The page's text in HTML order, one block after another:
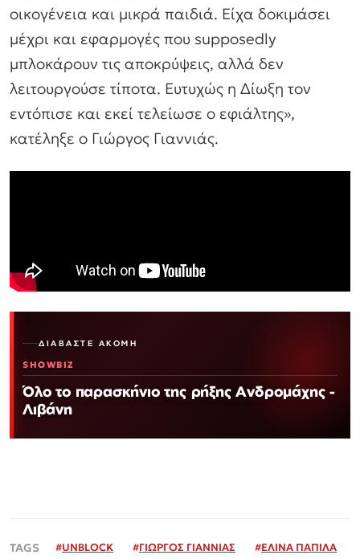
οικογένεια και μικρά παιδιά. Είχα δοκιμάσει
μέχρι και εφαρμογές που supposedly
μπλοκάρουν τις αποκρύψεις, αλλά δεν
λειτουργούσε τίποτα. Ευτυχώς η Δίωξη τον
εντόπισε και εκεί τελείωσε ο εφιάλτης»,
κατέληξε ο Γιώργος Γιαννιάς.
ΔΙΑΒΆΣΤΕ ΑΚΌΜΗ
SHOWBIZ
Όλο το παρασκήνιο της ρήξης Ανδρομάχης -
Λιβάνη
#UNBLOCK #ΓΙΩΡΓΟΣ ΓΙΑΝΝΙΑΣ #ΕΛΙΝΑ ΠΑΠΙΛΑ